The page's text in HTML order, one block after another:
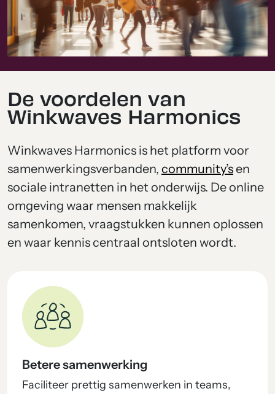
De voordelen van
Winkwaves Harmonics
Winkwaves Harmonics is het platform voor
samenwerkingsverbanden, community’sen
sociale intranetten in het onderwijs. De online
omgeving waar mensen makkelijk
samenkomen, vraagstukken kunnen oplossen
en waar kennis centraal ontsloten wordt.
Betere samenwerking
Faciliteer prettig samenwerken in teams,